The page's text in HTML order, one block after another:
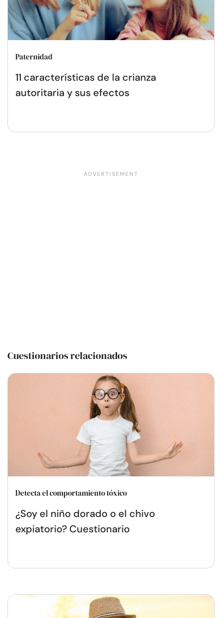
Paternidad
11 características de la crianza
autoritaria y sus efectos
Cuestionarios relacionados
Detecta el comportamiento tóxico
¿Soy el niño dorado o el chivo
expiatorio? Cuestionario